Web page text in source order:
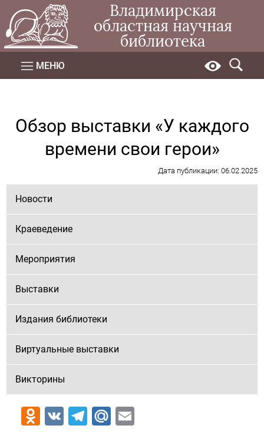
Владимирская
областная научная
библиотека
МЕНЮ
Обзор выставки «У каждого
времени свои герои»
Дата публикации: 06.02.2025
Новости
Краеведение
Мероприятия
Выставки
Издания библиотеки
Виртуальные выставки
Викторины
Odnoklassniki
VK Telegram
Mail.Ru